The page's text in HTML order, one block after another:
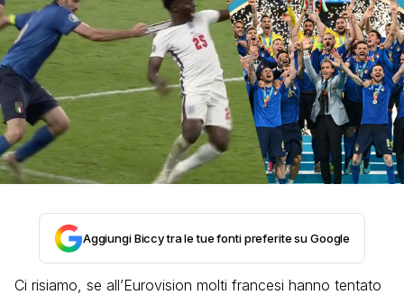
Aggiungi Biccy tra le tue fonti preferite su Google
Ci risiamo, se all’Eurovision molti francesi hanno tentato